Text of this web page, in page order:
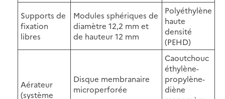
Supports de
fixation
libres
Modules sphériques de
diamètre 12,2 mm et
de hauteur 12 mm
Polyéthylène
haute
densité
(PEHD)
Aérateur
(système
Disque membranaire
microperforée
Caoutchouc
éthylène-
propylène-
diène